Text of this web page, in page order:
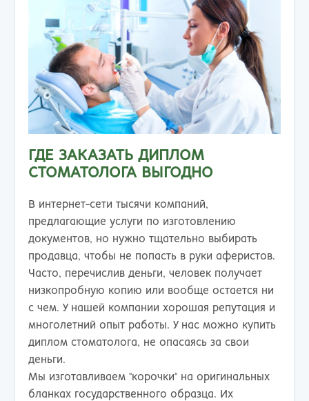
ГДЕ ЗАКАЗАТЬ ДИПЛОМ
СТОМАТОЛОГА ВЫГОДНО
В интернет-сети тысячи компаний,
предлагающие услуги по изготовлению
документов, но нужно тщательно выбирать
продавца, чтобы не попасть в руки аферистов.
Часто, перечислив деньги, человек получает
низкопробную копию или вообще остается ни
с чем. У нашей компании хорошая репутация и
многолетний опыт работы. У нас можно купить
диплом стоматолога, не опасаясь за свои
деньги.
Мы изготавливаем "корочки" на оригинальных
бланках государственного образца. Их